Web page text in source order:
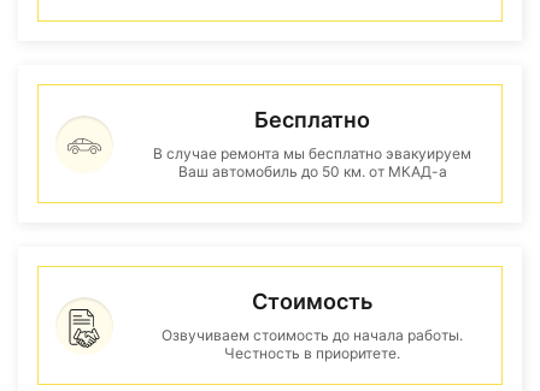
Бесплатно
В случае ремонта мы бесплатно эвакуируем
Ваш автомобиль до 50 км. от МКАД-а
Стоимость
Озвучиваем стоимость до начала работы.
Честность в приоритете.